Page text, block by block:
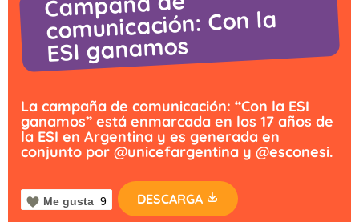
comunicación: Con la
ESI ganamos
La campaña de comunicación: “Con la ESI
ganamos” está enmarcada en los 17 años de
la ESI en Argentina y es generada en
conjunto por @unicefargentina y @esconesi.
Me gusta 9 DESCARGA